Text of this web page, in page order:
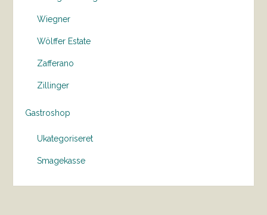
Wiegner
Wölffer Estate
Zafferano
Zillinger
Gastroshop
Ukategoriseret
Smagekasse